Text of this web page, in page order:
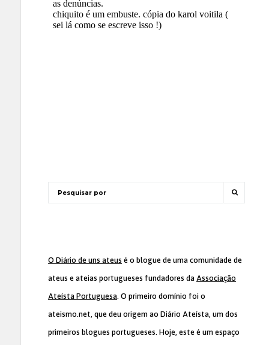
O Diário de uns ateus é o blogue de uma comunidade de
ateus e ateias portugueses fundadores da Associação
Ateísta Portuguesa. O primeiro domínio foi o
ateismo.net, que deu origem ao Diário Ateísta, um dos
primeiros blogues portugueses. Hoje, este é um espaço